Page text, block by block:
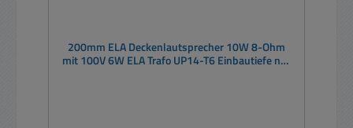
200mm ELA Deckenlautsprecher 10W 8-Ohm
mit 100V 6W ELA Trafo UP14-T6 Einbautiefe nur